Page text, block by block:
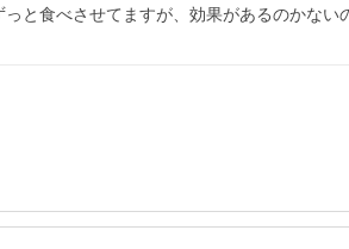
と食べさせてますが、効果があるのかない